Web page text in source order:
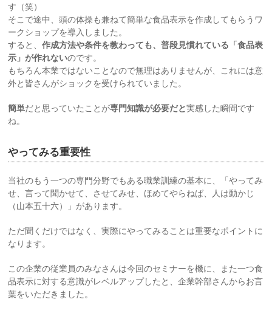
す（笑）
そこで途中、頭の体操も兼ねて簡単な食品表示を作成してもらうワ
ークショップを導入しました。
すると、作成方法や条件を教わっても、普段見慣れている「食品表
示」が作れないのです。
もちろん本業ではないことなので無理はありませんが、これには意
外と皆さんがショックを受けられていました。
簡単だと思っていたことが専門知識が必要だと実感した瞬間です
ね。
やってみる重要性
当社のもう一つの専門分野でもある職業訓練の基本に、「やってみ
せ、言って聞かせて、させてみせ、ほめてやらねば、人は動かじ
（山本五十六）」があります。
ただ聞くだけではなく、実際にやってみることは重要なポイントに
なります。
この企業の従業員のみなさんは今回のセミナーを機に、また一つ食
品表示に対する意識がレベルアップしたと、企業幹部さんからお言
葉をいただきました。